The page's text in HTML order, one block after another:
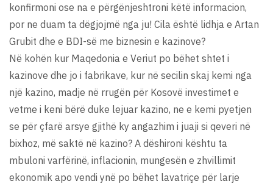
konfirmoni ose na e përgënjeshtroni këtë informacion,
por ne duam ta dëgjojmë nga ju! Cila është lidhja e Artan
Grubit dhe e BDI-së me biznesin e kazinove?
Në kohën kur Maqedonia e Veriut po bëhet shtet i
kazinove dhe jo i fabrikave, kur në secilin skaj kemi nga
një kazino, madje në rrugën për Kosovë investimet e
vetme i keni bërë duke lejuar kazino, ne e kemi pyetjen
se për çfarë arsye gjithë ky angazhim i juaji si qeveri në
bixhoz, më saktë në kazino? A dëshironi kështu ta
mbuloni varfërinë, inflacionin, mungesën e zhvillimit
ekonomik apo vendi ynë po bëhet lavatriçe për larje